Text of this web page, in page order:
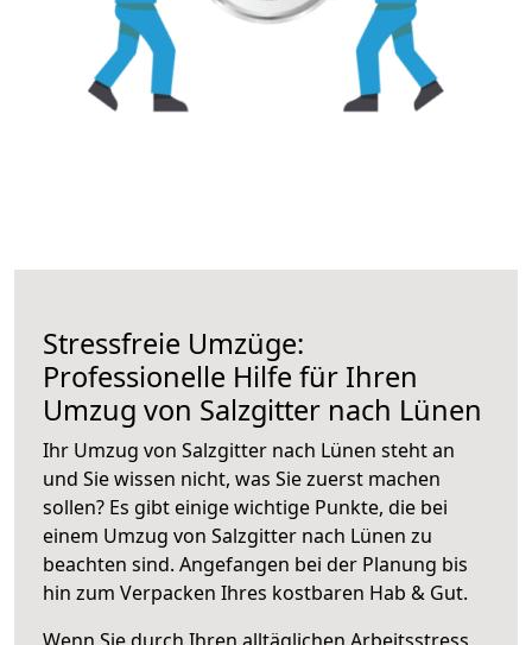
Stressfreie Umzüge:
Professionelle Hilfe für Ihren
Umzug von Salzgitter nach Lünen
Ihr Umzug von Salzgitter nach Lünen steht an
und Sie wissen nicht, was Sie zuerst machen
sollen? Es gibt einige wichtige Punkte, die bei
einem Umzug von Salzgitter nach Lünen zu
beachten sind. Angefangen bei der Planung bis
hin zum Verpacken Ihres kostbaren Hab & Gut.